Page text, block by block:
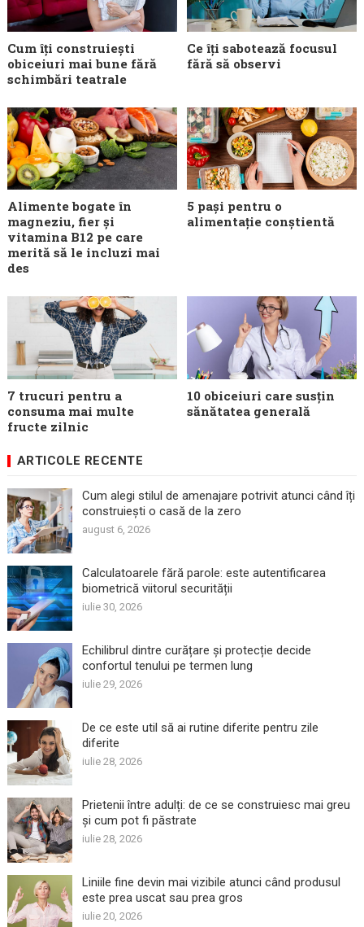
Cum îți construiești
obiceiuri mai bune fără
schimbări teatrale
Ce îți sabotează focusul
fără să observi
Alimente bogate în
magneziu, fier și
vitamina B12 pe care
merită să le incluzi mai
des
5 pași pentru o
alimentație conștientă
7 trucuri pentru a
consuma mai multe
fructe zilnic
10 obiceiuri care susțin
sănătatea generală
ARTICOLE RECENTE
Cum alegi stilul de amenajare potrivit atunci când îți
construiești o casă de la zero
august 6, 2026
Calculatoarele fără parole: este autentificarea
biometrică viitorul securității
iulie 30, 2026
Echilibrul dintre curățare și protecție decide
confortul tenului pe termen lung
iulie 29, 2026
De ce este util să ai rutine diferite pentru zile
diferite
iulie 28, 2026
Prietenii între adulți: de ce se construiesc mai greu
și cum pot fi păstrate
iulie 28, 2026
Liniile fine devin mai vizibile atunci când produsul
este prea uscat sau prea gros
iulie 20, 2026